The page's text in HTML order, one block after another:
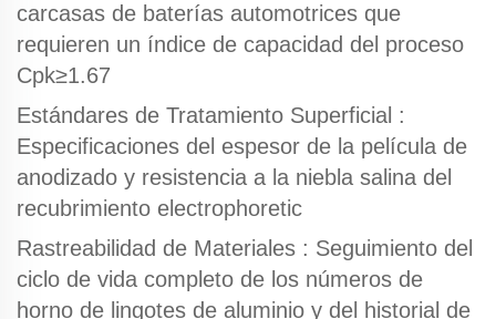
carcasas de baterías automotrices que
requieren un índice de capacidad del proceso
Cpk≥1.67
Estándares de Tratamiento Superficial :
Especificaciones del espesor de la película de
anodizado y resistencia a la niebla salina del
recubrimiento electrophoretic
Rastreabilidad de Materiales : Seguimiento del
ciclo de vida completo de los números de
horno de lingotes de aluminio y del historial de